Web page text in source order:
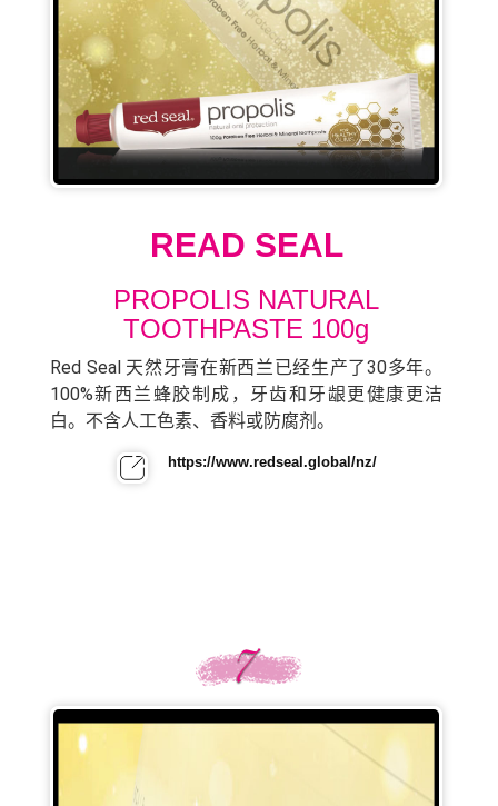
READ SEAL
PROPOLIS NATURAL
TOOTHPASTE 100g
Red Seal 天然牙膏在新西兰已经生产了30多年。
100%新西兰蜂胶制成，牙齿和牙龈更健康更洁
白。不含人工色素、香料或防腐剂。
https://www.redseal.global/nz/